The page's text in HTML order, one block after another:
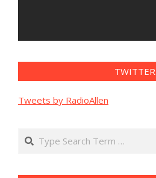
TWITTER
Tweets by RadioAllen
Search